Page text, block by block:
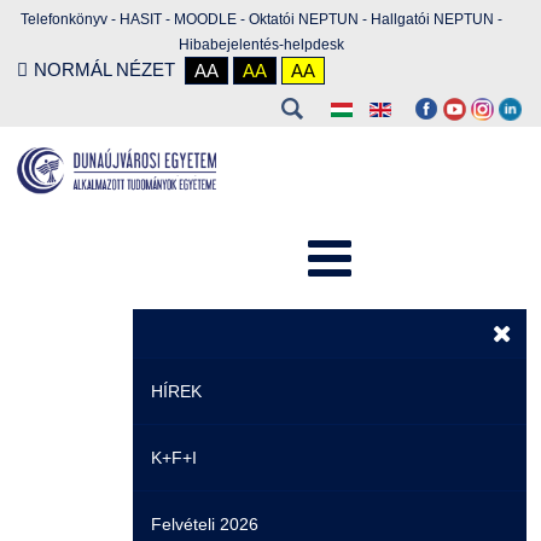
Telefonkönyv - HASIT - MOODLE - Oktatói NEPTUN - Hallgatói NEPTUN -
Hibabejelentés-helpdesk
NORMÁL NÉZET AA AA AA
HÍREK
Hírek
Események
K+F+I
Felvételi 2026